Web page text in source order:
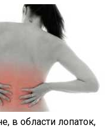
в области лопаток,